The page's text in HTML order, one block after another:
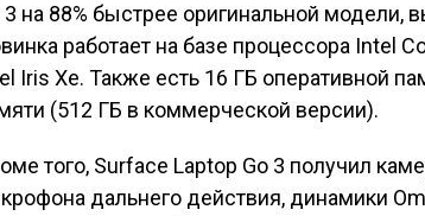
3 на 88% быстрее оригинальной модели,
работает на базе процессора Intel
Iris Xe. Также есть 16 ГБ оперативной
(512 ГБ в коммерческой версии).
того, Surface Laptop Go 3 получил
дальнего действия, динамики